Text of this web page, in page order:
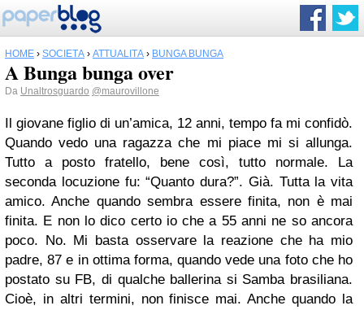
HOME › SOCIETÀ › ATTUALITÀ › BUNGA BUNGA
A Bunga bunga over
Da Unaltrosguardo @maurovillone
Il giovane figlio di un’amica, 12 anni, tempo fa mi confidò.
Quando vedo una ragazza che mi piace mi si allunga.
Tutto a posto fratello, bene così, tutto normale. La
seconda locuzione fu: “Quanto dura?”. Già. Tutta la vita
amico. Anche quando sembra essere finita, non è mai
finita. E non lo dico certo io che a 55 anni ne so ancora
poco. No. Mi basta osservare la reazione che ha mio
padre, 87 e in ottima forma, quando vede una foto che ho
postato su FB, di qualche ballerina si Samba brasiliana.
Cioè, in altri termini, non finisce mai. Anche quando la